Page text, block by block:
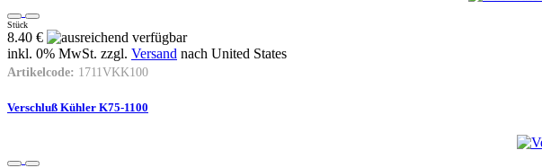
Stück
8.40 €
inkl. 0% MwSt. zzgl. Versand nach United States
Artikelcode: 1711VKK100
Verschluß Kühler K75-1100